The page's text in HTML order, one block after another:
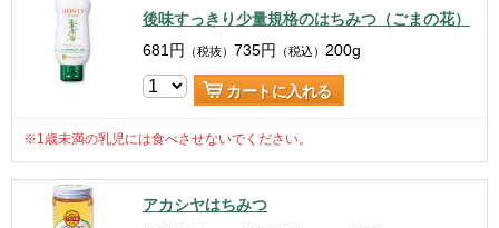
後味すっきり少量規格のはちみつ（ごまの花）
681 円 （税抜） 735円 （税込） 200g
カートに入れる
※1歳未満の乳児には食べさせないでください。
アカシヤはちみつ